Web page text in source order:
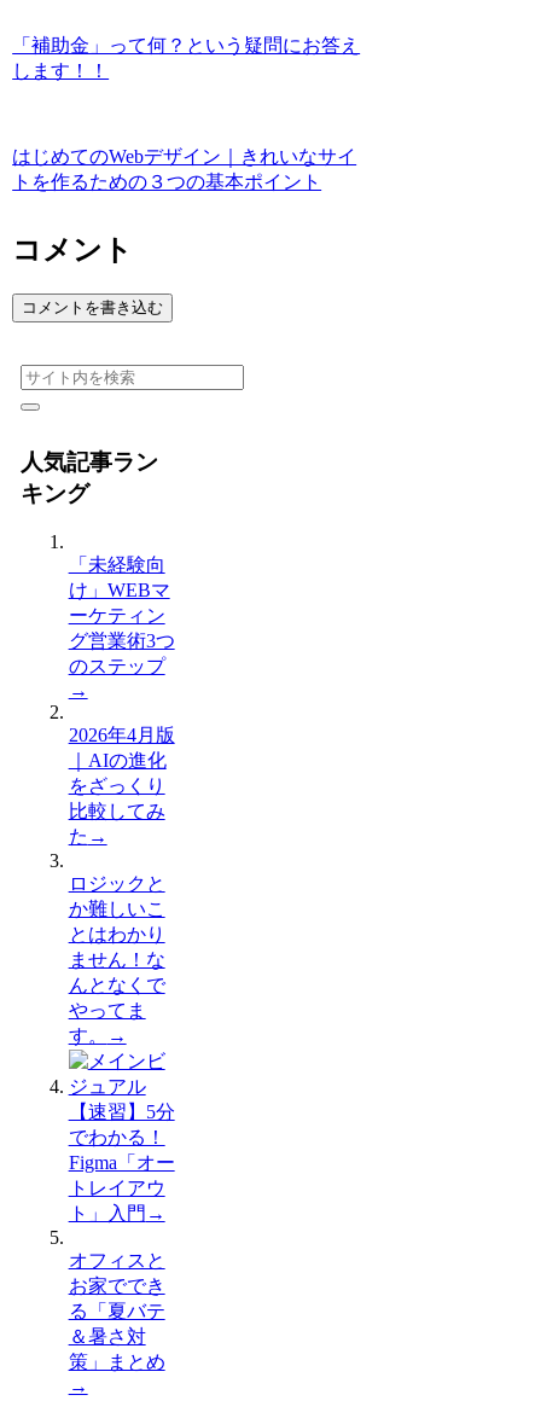
「補助金」って何？という疑問にお答え
します！！
はじめてのWebデザイン｜きれいなサイ
トを作るための３つの基本ポイント
コメント
コメントを書き込む
人気記事ラン
キング
「未経験向
け」WEBマ
ーケティン
グ営業術3つ
のステップ
→
2026年4月版
｜AIの進化
をざっくり
比較してみ
た →
ロジックと
か難しいこ
とはわかり
ません！な
んとなくで
やってま
す。
→
【速習】5分
でわかる！
Figma「オー
トレイアウ
ト」入門 →
オフィスと
お家ででき
る「夏バテ
＆暑さ対
策」まとめ
→